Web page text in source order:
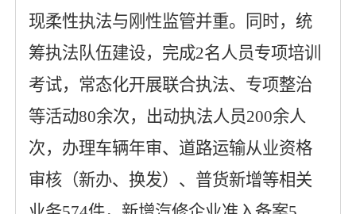
现柔性执法与刚性监管并重。同时，统
筹执法队伍建设，完成2名人员专项培训
考试， 常态化开展联合执法、 专项整治
等活动80余次，出动执法人员200余人
次，办理车辆年审、 道路运输从业资格
审核（新办、换发）、普货新增等相关